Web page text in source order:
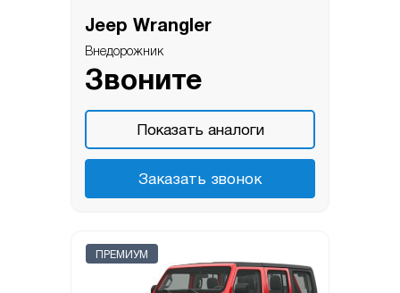
Jeep Wrangler
Внедорожник
Звоните
Показать аналоги
Заказать звонок
ПРЕМИУМ